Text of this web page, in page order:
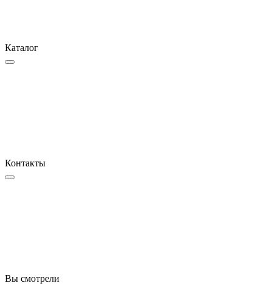
Каталог
Контакты
Вы смотрели